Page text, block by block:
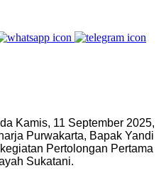
Kamis, 11 September 2025,
Purwakarta, Bapak Yandi
Pertolongan Pertama
Sukatani.